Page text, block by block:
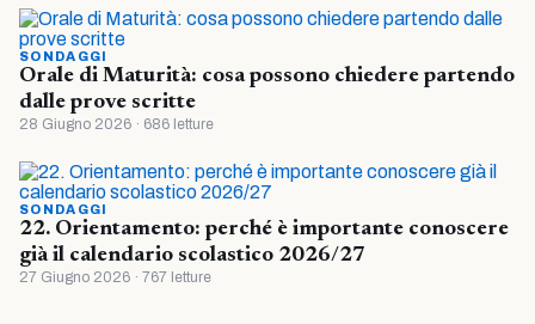
SONDAGGI
Orale di Maturità: cosa possono chiedere partendo
dalle prove scritte
28 Giugno 2026 · 686 letture
SONDAGGI
22. Orientamento: perché è importante conoscere
già il calendario scolastico 2026/27
27 Giugno 2026 · 767 letture